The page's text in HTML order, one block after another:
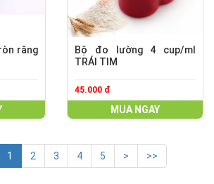
răng
Bộ đo lường 4 cup/ml
TRÁI TIM
45.000 đ
MUA NGAY
1 2 3 4 5 > >>